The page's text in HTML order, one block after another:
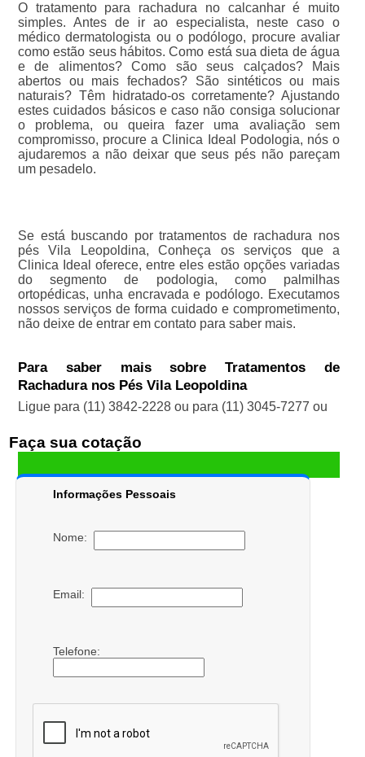
O tratamento para rachadura no calcanhar é muito
simples. Antes de ir ao especialista, neste caso o
médico dermatologista ou o podólogo, procure avaliar
como estão seus hábitos. Como está sua dieta de água
e de alimentos? Como são seus calçados? Mais
abertos ou mais fechados? São sintéticos ou mais
naturais? Têm hidratado-os corretamente? Ajustando
estes cuidados básicos e caso não consiga solucionar
o problema, ou queira fazer uma avaliação sem
compromisso, procure a Clinica Ideal Podologia, nós o
ajudaremos a não deixar que seus pés não pareçam
um pesadelo.
Se está buscando por tratamentos de rachadura nos
pés Vila Leopoldina, Conheça os serviços que a
Clinica Ideal oferece, entre eles estão opções variadas
do segmento de podologia, como palmilhas
ortopédicas, unha encravada e podólogo. Executamos
nossos serviços de forma cuidado e comprometimento,
não deixe de entrar em contato para saber mais.
Para saber mais sobre Tratamentos de
Rachadura nos Pés Vila Leopoldina
Ligue para (11) 3842-2228ou para (11) 3045-7277 ou
Faça sua cotação
Informações Pessoais
Nome:
Email:
Telefone: